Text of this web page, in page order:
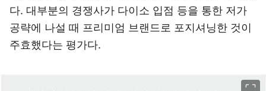
다. 대부분의 경쟁사가 다이소 입점 등을 통한 저가
공략에 나설 때 프리미엄 브랜드로 포지셔닝한 것이
주효했다는 평가다.